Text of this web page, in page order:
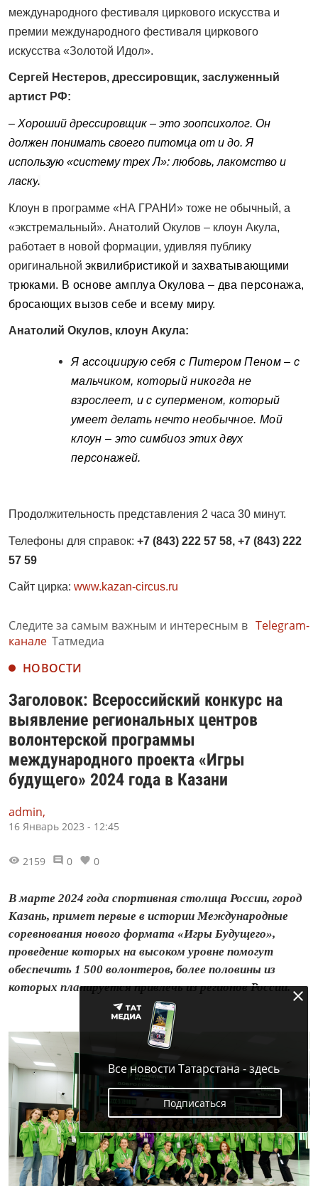
международного фестиваля циркового искусства и
премии международного фестиваля циркового
искусства «Золотой Идол».
Сергей Нестеров, дрессировщик, заслуженный
артист РФ:
– Хороший дрессировщик – это зоопсихолог. Он
должен понимать своего питомца от и до. Я
использую «систему трех Л»: любовь, лакомство и
ласку.
Клоун в программе «НА ГРАНИ» тоже не обычный, а
«экстремальный». Анатолий Окулов – клоун Акула,
работает в новой формации, удивляя публику
оригинальной эквилибристикой и захватывающими
трюками. В основе амплуа Окулова – два персонажа,
бросающих вызов себе и всему миру.
Анатолий Окулов, клоун Акула:
Я ассоциирую себя с Питером Пеном – с
мальчиком, который никогда не
взрослеет, и с суперменом, который
умеет делать нечто необычное. Мой
клоун – это симбиоз этих двух
персонажей.
Продолжительность представления 2 часа 30 минут.
Телефоны для справок: +7 (843) 222 57 58, +7 (843) 222
57 59
Сайт цирка: www.kazan-circus.ru
Следите за самым важным и интересным в Telegram-
канале Татмедиа
НОВОСТИ
Заголовок: Всероссийский конкурс на
выявление региональных центров
волонтерской программы
международного проекта «Игры
будущего» 2024 года в Казани
admin,
16 Январь 2023 - 12:45
2159 0 0
В марте 2024 года спортивная столица России, город
Казань, примет первые в истории Международные
соревнования нового формата «Игры Будущего»,
проведение которых на высоком уровне помогут
обеспечить 1 500 волонтеров, более половины из
которых планируется привлечь из регионов России.
Все новости Татарстана - здесь
Подписаться